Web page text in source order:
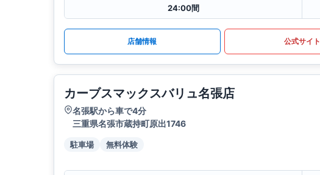
24:00間
店舗情報 公式サイト
カーブスマックスバリュ名張店
名張駅から車で4分
三重県名張市蔵持町原出1746
駐車場 無料体験